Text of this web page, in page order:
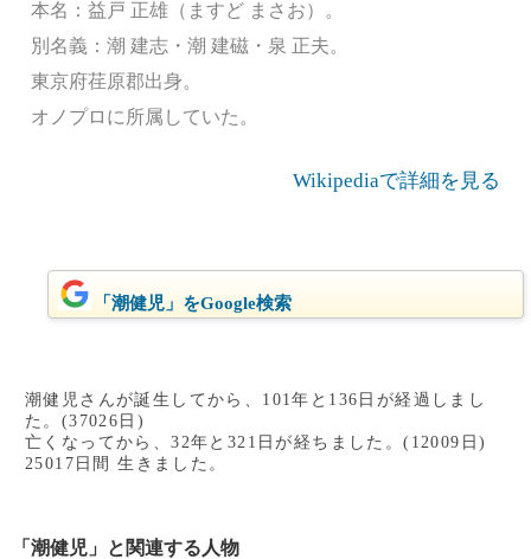
本名：益戸 正雄（ますど まさお）。
別名義：潮 建志・潮 建磁・泉 正夫。
東京府荏原郡出身。
オノプロに所属していた。
Wikipediaで詳細を見る
「潮健児」をGoogle検索
潮健児さんが誕生してから、101年と136日が経過しまし
た。(37026日)
亡くなってから、32年と321日が経ちました。(12009日)
25017日間 生きました。
「潮健児」と関連する人物